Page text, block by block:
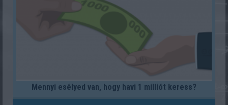
Mennyi esélyed van, hogy havi 1 milliót keress?